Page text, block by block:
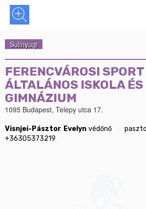
Sulinyugi
FERENCVÁROSI SPORT
ÁLTALÁNOS ISKOLA ÉS
GIMNÁZIUM
1095 Budapest, Telepy utca 17.
Visnjei-Pásztor Evelyn
	védőnő	pasztor.evelynn@gmail.com